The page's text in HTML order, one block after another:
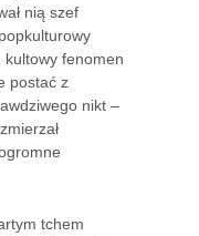
nią szef
kultowy fenomen
postać z
nikt –
tchem